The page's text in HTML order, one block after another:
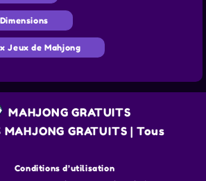
Jeux de Mahjong
MAHJONG GRATUITS
GRATUITS | Tous
Conditions d’utilisation